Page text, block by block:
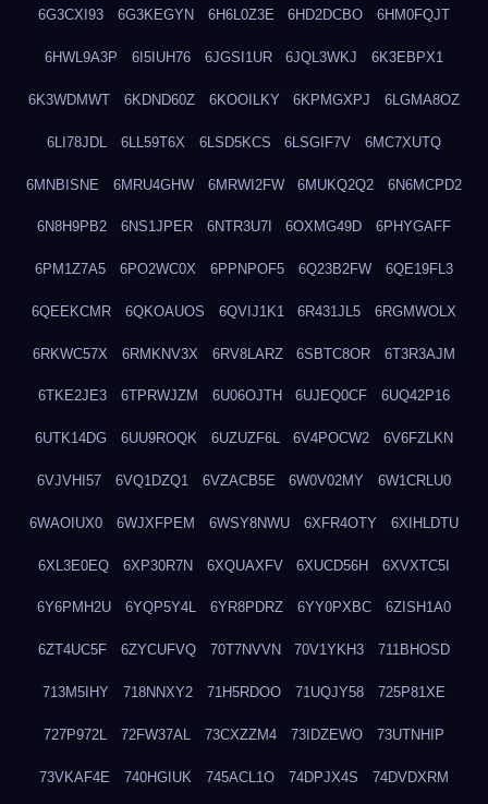
6G3CXI93 6G3KEGYN 6H6L0Z3E 6HD2DCBO 6HM0FQJT
6HWL9A3P 6I5IUH76 6JGSI1UR 6JQL3WKJ 6K3EBPX1
6K3WDMWT 6KDND60Z 6KOOILKY 6KPMGXPJ 6LGMA8OZ
6LI78JDL 6LL59T6X 6LSD5KCS 6LSGIF7V 6MC7XUTQ
6MNBISNE 6MRU4GHW 6MRWI2FW 6MUKQ2Q2 6N6MCPD2
6N8H9PB2 6NS1JPER 6NTR3U7I 6OXMG49D 6PHYGAFF
6PM1Z7A5 6PO2WC0X 6PPNPOF5 6Q23B2FW 6QE19FL3
6QEEKCMR 6QKOAUOS 6QVIJ1K1 6R431JL5 6RGMWOLX
6RKWC57X 6RMKNV3X 6RV8LARZ 6SBTC8OR 6T3R3AJM
6TKE2JE3 6TPRWJZM 6U06OJTH 6UJEQ0CF 6UQ42P16
6UTK14DG 6UU9ROQK 6UZUZF6L 6V4POCW2 6V6FZLKN
6VJVHI57 6VQ1DZQ1 6VZACB5E 6W0V02MY 6W1CRLU0
6WAOIUX0 6WJXFPEM 6WSY8NWU 6XFR4OTY 6XIHLDTU
6XL3E0EQ 6XP30R7N 6XQUAXFV 6XUCD56H 6XVXTC5I
6Y6PMH2U 6YQP5Y4L 6YR8PDRZ 6YY0PXBC 6ZISH1A0
6ZT4UC5F 6ZYCUFVQ 70T7NVVN 70V1YKH3 711BHOSD
713M5IHY 718NNXY2 71H5RDOO 71UQJY58 725P81XE
727P972L 72FW37AL 73CXZZM4 73IDZEWO 73UTNHIP
73VKAF4E 740HGIUK 745ACL1O 74DPJX4S 74DVDXRM